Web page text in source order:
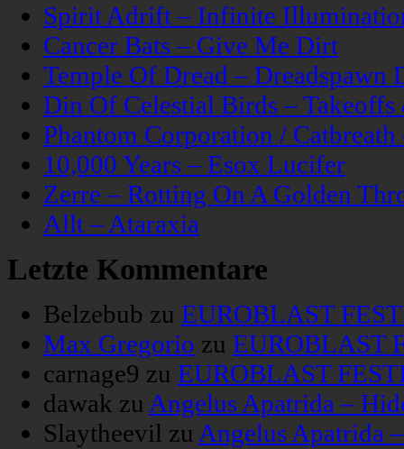
Spirit Adrift – Infinite
Cancer Bats – Give Me Dirt
Temple Of Dread – Dreadspawn
Din Of Celestial Birds –
Phantom Corporation /
10,000 Years – Esox Lucifer
Zerre – Rotting On A Golden
Allt – Ataraxia
Letzte Kommentare
Belzebub zu EUROBLAST
Max Gregorio zu EUROBLAST
carnage9 zu EUROBLAST
dawak zu Angelus Apatrida –
Slaytheevil zu Angelus Apatrida